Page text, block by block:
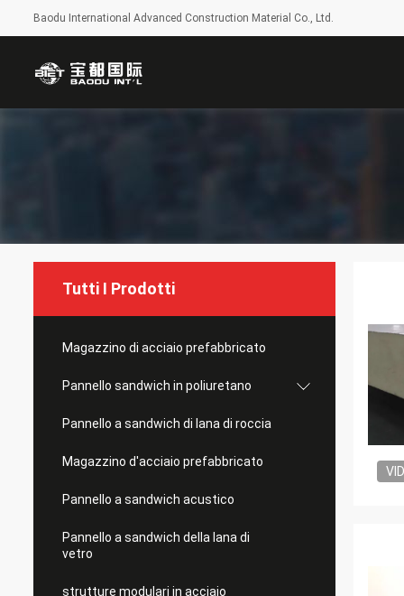
Baodu International Advanced Construction Material Co., Ltd.
Tutti I Prodotti
Magazzino di acciaio prefabbricato
Pannello sandwich in poliuretano
Pannello a sandwich di lana di roccia
Magazzino d'acciaio prefabbricato
Pannello a sandwich acustico
Pannello a sandwich della lana di
vetro
strutture modulari in acciaio